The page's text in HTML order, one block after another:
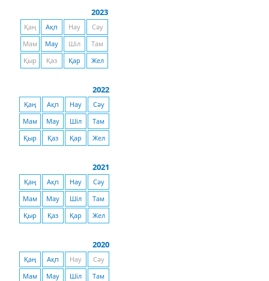
2023
Қаң Ақп Нау
Сәу
Мам
Мау Шіл
Там
Қыр
Қаз Қар Жел
2022
Қаң Ақп Нау
Сәу
Мам
Мау Шіл
Там
Қыр
Қаз Қар Жел
2021
Қаң Ақп Нау
Сәу
Мам
Мау Шіл
Там
Қыр
Қаз Қар Жел
2020
Қаң Ақп Нау
Сәу
Мам
Мау Шіл
Там